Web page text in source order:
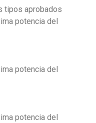
tipos aprobados
potencia del
potencia del
potencia del